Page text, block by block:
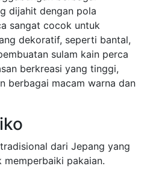
dijahit dengan pola
sangat cocok untuk
dekoratif, seperti bantal,
sulam kain perca
berkreasi yang tinggi,
berbagai macam warna dan
dari Jepang yang
pakaian.